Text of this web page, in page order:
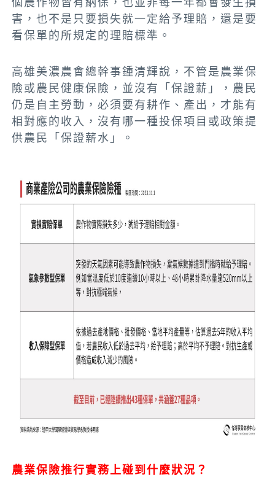
害，也不是只要損失就一定給予理賠，還是要
看保單的所規定的理賠標準。
高雄美濃農會總幹事鍾清輝說，不管是農業保
險或農民健康保險，並沒有「保證薪」，農民
仍是自主勞動，必須要有耕作、產出，才能有
相對應的收入，沒有哪一種投保項目或政策提
供農民「保證薪水」。
農業保險推行實務上碰到什麼狀況？